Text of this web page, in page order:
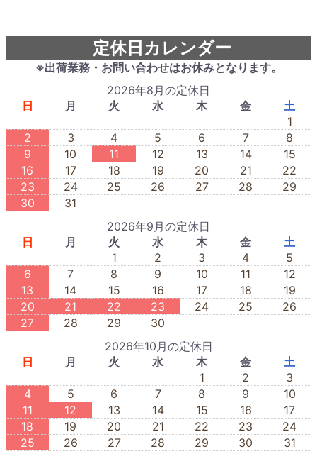
定休日カレンダー
※出荷業務・お問い合わせはお休みとなります。
2026年8月の定休日
日
月 火 水 木 金
土
1
2
3 4 5 6 7
8
9
10 11 12 13 14
15
16
17 18 19 20 21
22
23
24 25 26 27 28
29
30
31
2026年9月の定休日
日
月 火 水 木 金
土
1
2 3 4
5
6
7 8 9 10 11
12
13
14 15 16 17 18
19
20
21 22 23 24 25
26
27
28 29
30
2026年10月の定休日
日
月 火 水 木 金
土
1
2
3
4
5 6 7 8 9
10
11
12 13 14 15 16
17
18
19 20 21 22 23
24
25
26 27 28 29 30 31